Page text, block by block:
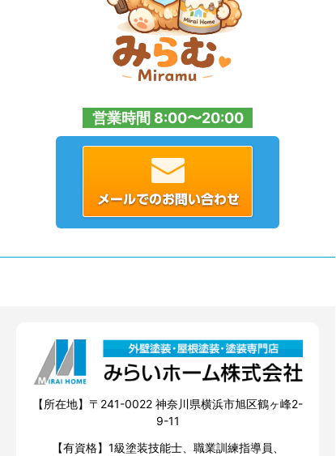
営業時間 8:00〜20:00
【所在地】〒241-0022 神奈川県横浜市旭区鶴ヶ峰2-
9-11
【有資格】1級塗装技能士、職業訓練指導員、